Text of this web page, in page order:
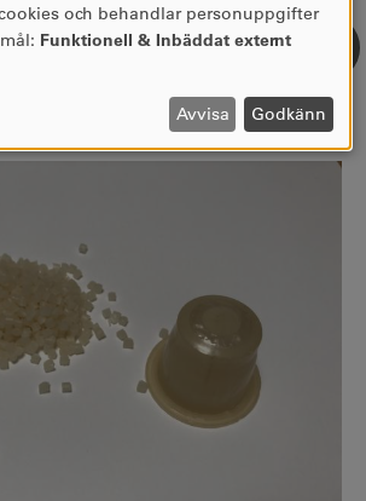
klimatminister och Jesper Johansson,
och behandlar personuppgifter
Funktionell & Inbäddat externt
Avvisa Godkänn